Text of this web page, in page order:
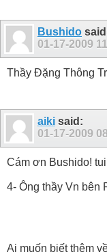
Bushido
01-17-2009
Thầy Đặng Thông
aiki said:
01-17-2009
Cám ơn Bushido!
4- Ông thầy Vn bên
Ai muốn biết thêm